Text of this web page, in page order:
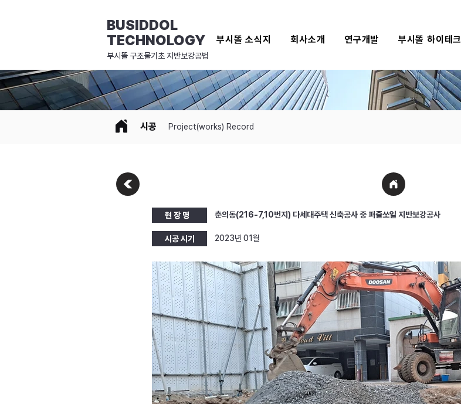
BUSIDDOL
TECHNOLOGY
부시똘 소식지 회사소개 연구개발 부시똘 하이테크
​부시똘 구조물기초 지반보강공법
시공 Project(works) Record
현 장 명 춘의동(216-7,10번지) 다세대주택 신축공사 중 퍼즐쏘일 지반보강공사
시공 시기 2023년 01월